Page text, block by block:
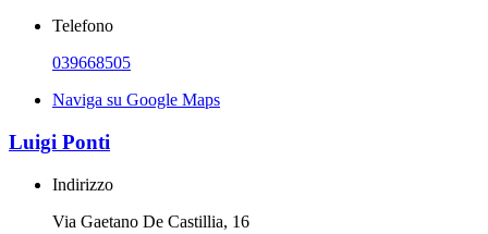
Telefono
039668505
Naviga su Google Maps
Luigi Ponti
Indirizzo
Via Gaetano De Castillia, 16